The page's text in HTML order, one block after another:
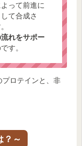
って前進に
て合成さ
れをサポー
す。
プロテインと、非
？～